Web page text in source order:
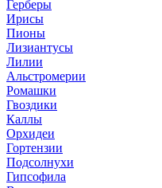
Герберы
Ирисы
Пионы
Лизиантусы
Лилии
Альстромерии
Ромашки
Гвоздики
Каллы
Орхидеи
Гортензии
Подсолнухи
Гипсофила